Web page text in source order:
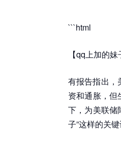
```html
【qq上加的
有报告指出，
资和通胀，但
下，为美联储
子”这样的关